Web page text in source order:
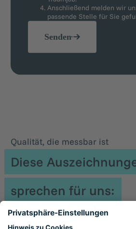
Anschließend melden wir
passende Stelle für Sie
Senden
Qualität, die messbar ist
Diese
sprechen für uns: